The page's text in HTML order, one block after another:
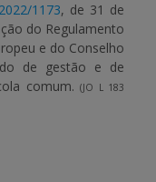
1173, de 31 de
do Regulamento
e do Conselho
de gestão e de
comum.(JO L 183